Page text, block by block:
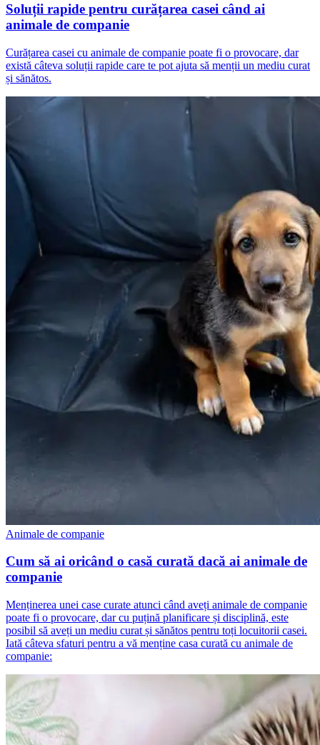
Soluții rapide pentru curățarea casei când ai
animale de companie
Curățarea casei cu animale de companie poate fi o provocare, dar
există câteva soluții rapide care te pot ajuta să menții un mediu curat
și sănătos.
Animale de companie
Cum să ai oricând o casă curată dacă ai animale de
companie
Menținerea unei case curate atunci când aveți animale de companie
poate fi o provocare, dar cu puțină planificare și disciplină, este
posibil să aveți un mediu curat și sănătos pentru toți locuitorii casei.
Iată câteva sfaturi pentru a vă menține casa curată cu animale de
companie: